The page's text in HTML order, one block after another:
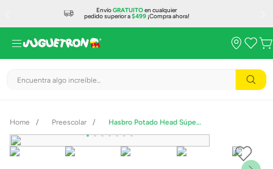
EnvíoGRATUITOen cualquier
pedido superior a$499¡Compra ahora!
Encuentra algo increíble...
Preescolar Hasbro Potado Head Súper Papa F9410